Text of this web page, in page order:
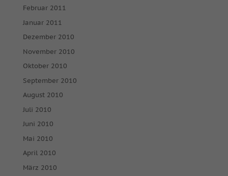
Februar 2011
Januar 2011
Dezember 2010
November 2010
Oktober 2010
September 2010
August 2010
Juli 2010
Juni 2010
Mai 2010
April 2010
März 2010